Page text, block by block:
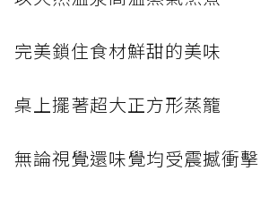
完美鎖住食材鮮甜的美味
桌上擺著超大正方形蒸籠
無論視覺還味覺均受震撼衝擊